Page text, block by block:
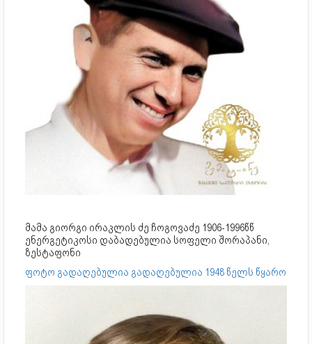
მამა გიორგი ირაკლის ძე ჩოგოვაძე 1906-1996წწ
ენერგეტიკოსი დაბადებულია სოფელი შორაპანი,
ზესტაფონი
ფოტო გადაღებულია გადაღებულია 1948 წელს წყარო